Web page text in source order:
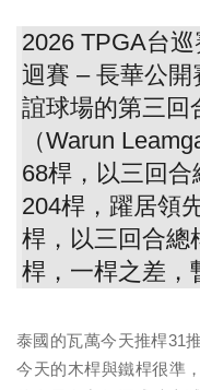
2026 TPGA台
迴賽 – 長華公
誼球場的第三回
（Warun
68桿，以三回
204桿，躍居領
桿，以三回合總
桿，一桿之差，
泰國的瓦萬今天推桿31
今天的木桿與鐵桿很準